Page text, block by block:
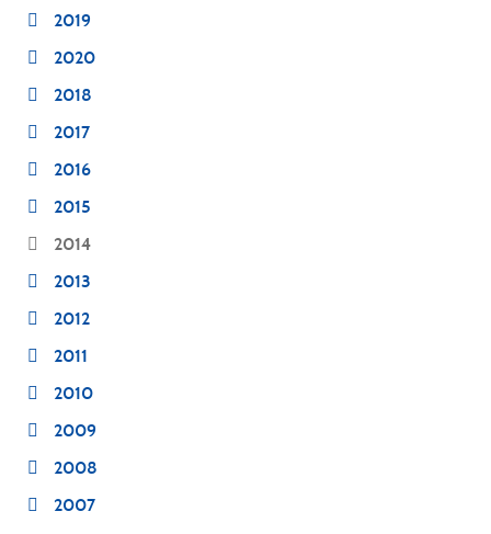
2019
2020
2018
2017
2016
2015
2014
2013
2012
2011
2010
2009
2008
2007